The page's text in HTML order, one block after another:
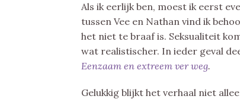
Als ik eerlijk ben, moest ik eerst
tussen Vee en Nathan vind ik
het niet te braaf is. Seksualiteit
wat realistischer. In ieder geval
Eenzaam en extreem ver weg.
Gelukkig blijkt het verhaal niet